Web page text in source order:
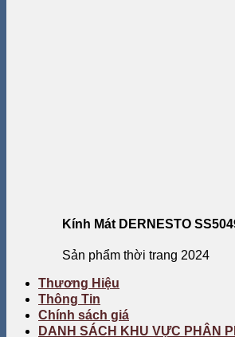
Kính Mát DERNESTO
Sản phẩm thời trang 2024
Thương Hiệu
Thông Tin
Chính sách giá
DANH SÁCH KHU VỰC PHÂN